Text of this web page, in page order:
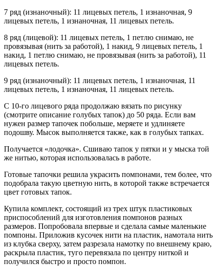
7 ряд (изнаночный): 11 лицевых петель, 1 изнаночная, 9
лицевых петель, 1 изнаночная, 11 лицевых петель.
8 ряд (лицевой): 11 лицевых петель, 1 петлю снимаю, не
провязывая (нить за работой), 1 накид, 9 лицевых петель, 1
накид, 1 петлю снимаю, не провязывая (нить за работой), 11
лицевых петель.
9 ряд (изнаночный): 11 лицевых петель, 1 изнаночная, 11
лицевых петель, 1 изнаночная, 11 лицевых петель.
С 10-го лицевого ряда продолжаю вязать по рисунку
(смотрите описание голубых тапок) до 50 ряда. Если вам
нужен размер тапочек побольше, меряете и удлиняете
подошву. Мысок выполняется также, как в голубых тапках.
Получается «лодочка». Сшиваю тапок у пятки и у мыска той
же нитью, которая использовалась в работе.
Готовые тапочки решила украсить помпонами, тем более, что
подобрала такую цветную нить, в которой также встречается
цвет готовых тапок.
Купила комплект, состоящий из трех штук пластиковых
приспособлений для изготовления помпонов разных
размеров. Попробовала впервые и сделала самые маленькие
помпоны. Приложив кусочек нити на пластик, намотала нить
из клубка сверху, затем разрезала намотку по внешнему краю,
раскрыла пластик, туго перевязала по центру ниткой и
получился быстро и просто помпон.